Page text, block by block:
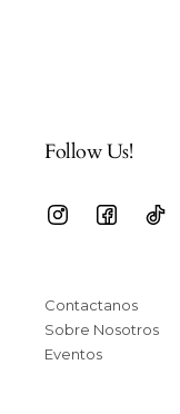
Follow Us!
Contactanos
Sobre Nosotros
Eventos